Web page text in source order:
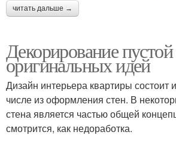
читать дальше →
Декорирование
оригинальных идей
Дизайн интерьера квартиры состоит
числе из оформления стен. В
стена является частью общей
смотрится, как недоработка.